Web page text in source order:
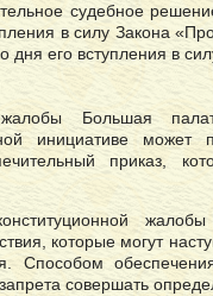
судебное
в силу Закона
его вступления в
Большая
инициативе
приказ,
жалобы
которые могут
Способом
совершать